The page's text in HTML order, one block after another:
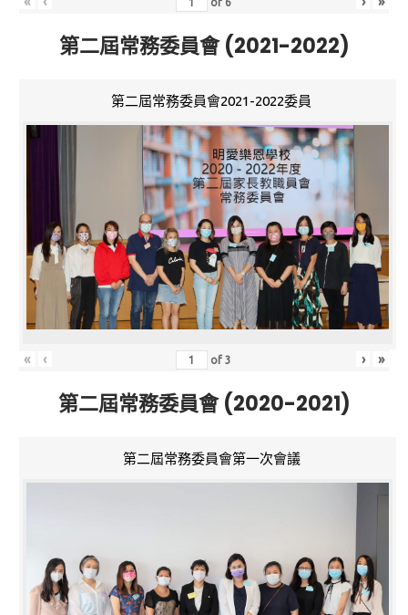
of 6
第二屆常務委員會 (2021-2022)
第二屆常務委員會2021-2022委員
« ‹ of3 › »
第二屆常務委員會 (2020-2021)
第二屆常務委員會第一次會議